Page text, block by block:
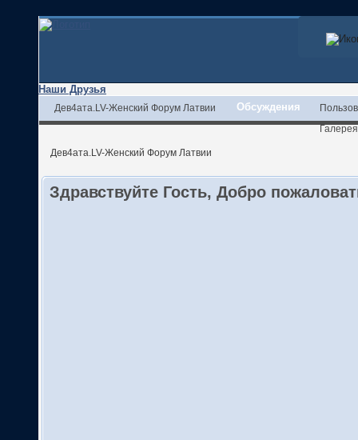
Наши Друзья
Дев4ата.LV-Женский Форум Латвии Обсуждения
Галерея
Дев4ата.LV-Женский Форум Латвии
Здравствуйте Гость, Добро